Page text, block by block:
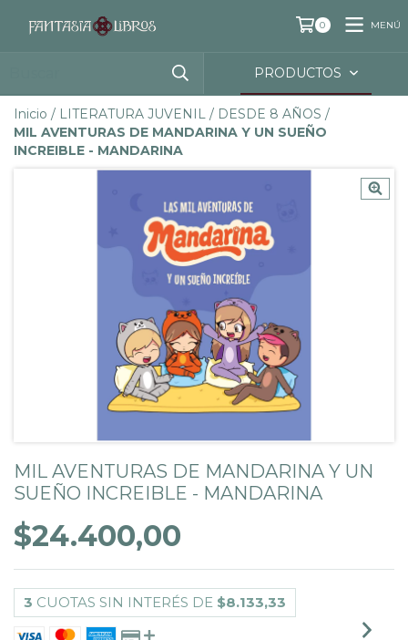
0 MENÚ
PRODUCTOS
Inicio / LITERATURA JUVENIL / DESDE 8 AÑOS /
MIL AVENTURAS DE MANDARINA Y UN SUEÑO
INCREIBLE - MANDARINA
MIL AVENTURAS DE MANDARINA Y UN
SUEÑO INCREIBLE - MANDARINA
$24.400,00
3 CUOTAS SIN INTERÉS DE $8.133,33